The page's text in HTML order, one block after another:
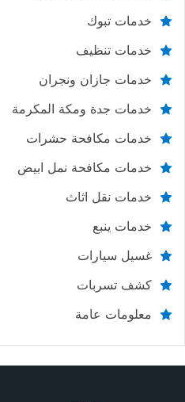
خدمات تبوك
خدمات تنظيف
خدمات جازان ونجران
خدمات جدة ومكة المكرمة
خدمات مكافحة حشرات
خدمات مكافحة نمل ابيض
خدمات نقل اثاث
خدمات ينبع
غسيل سيارات
كشف تسربات
معلومات عامة